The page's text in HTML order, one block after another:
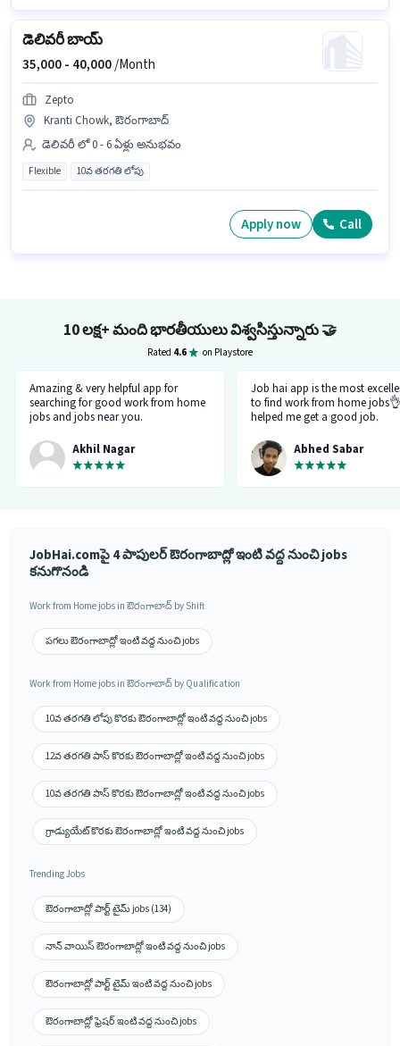
డెలివరీ బాయ్
35,000 - 40,000/Month
Zepto
Kranti Chowk, ఔరంగాబాద్
డెలివరీ లో 0 - 6 ఏళ్లు అనుభవం
Flexible 10వ తరగతి లోపు
Apply now Call
10 లక్ష+ మంది భారతీయులు విశ్వసిస్తున్నారు🤝
Rated 4.6 on Playstore
Amazing & very helpful app for
searching for good work from home
jobs and jobs near you.
Akhil Nagar
Job hai app is the most
to find work from home
helped me get a good job.
Abhed Sabar
JobHai.comపై 4 పాపులర్ ఔరంగాబాద్లో ఇంటి వద్ద నుంచి jobs
కనుగొనండి
Work from Home jobs in ఔరంగాబాద్ by Shift
పగలు ఔరంగాబాద్లో ఇంటి వద్ద నుంచి jobs
Work from Home jobs in ఔరంగాబాద్ by Qualification
10వ తరగతి లోపు కొరకు ఔరంగాబాద్లో ఇంటి వద్ద నుంచి jobs
12వ తరగతి పాస్ కొరకు ఔరంగాబాద్లో ఇంటి వద్ద నుంచి jobs
10వ తరగతి పాస్ కొరకు ఔరంగాబాద్లో ఇంటి వద్ద నుంచి jobs
గ్రాడ్యుయేట్ కొరకు ఔరంగాబాద్లో ఇంటి వద్ద నుంచి jobs
Trending Jobs
ఔరంగాబాద్లో పార్ట్ టైమ్ jobs (134)
నాన్ వాయిస్ ఔరంగాబాద్లో ఇంటి వద్ద నుంచి jobs
ఔరంగాబాద్లో పార్ట్ టైమ్ ఇంటి వద్ద నుంచి jobs
ఔరంగాబాద్లో ఫ్రెషర్ ఇంటి వద్ద నుంచి jobs